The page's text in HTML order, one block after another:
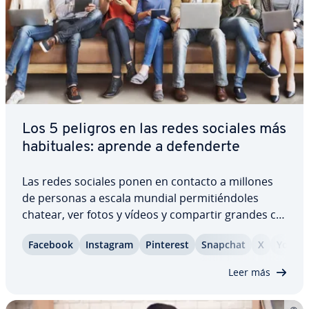
Los 5 peligros en las redes sociales más
ha­bi­tua­les: aprende a de­fe­n­de­r­te
Las redes sociales ponen en contacto a millones
de personas a escala mundial pe­r­mi­tié­n­do­les
chatear, ver fotos y vídeos y compartir grandes ca­
estas pla­ta­fo­r­mas para aumentar su alcance. Pero
Facebook Instagram Pinterest Snapchat X
Leer más